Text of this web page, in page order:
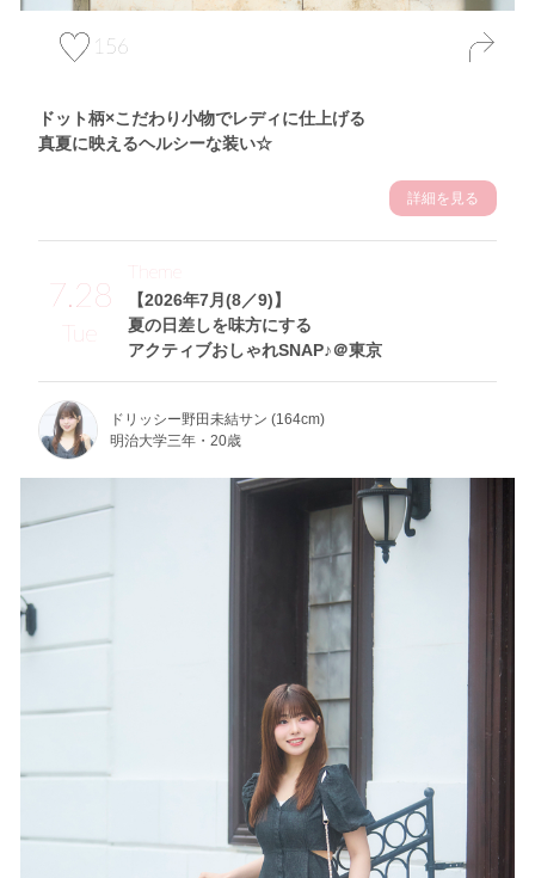
156
ドット柄×こだわり小物でレディに仕上げる
真夏に映えるヘルシーな装い☆
詳細を見る
7.28
Tue
【2026年7月(8／9)】
夏の日差しを味方にする
アクティブおしゃれSNAP♪＠東京
Theme
ドリッシー野田未結サン (164cm)
明治大学三年・20歳